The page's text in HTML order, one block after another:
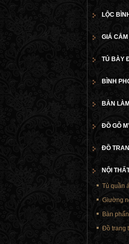
LỘC
GIÁ CẮM
TỦ BÀY
BÌNH
BÀN
ĐỒ GỖ
ĐỒ
NỘI
Tủ quần
Giường
Bàn
Đồ trang